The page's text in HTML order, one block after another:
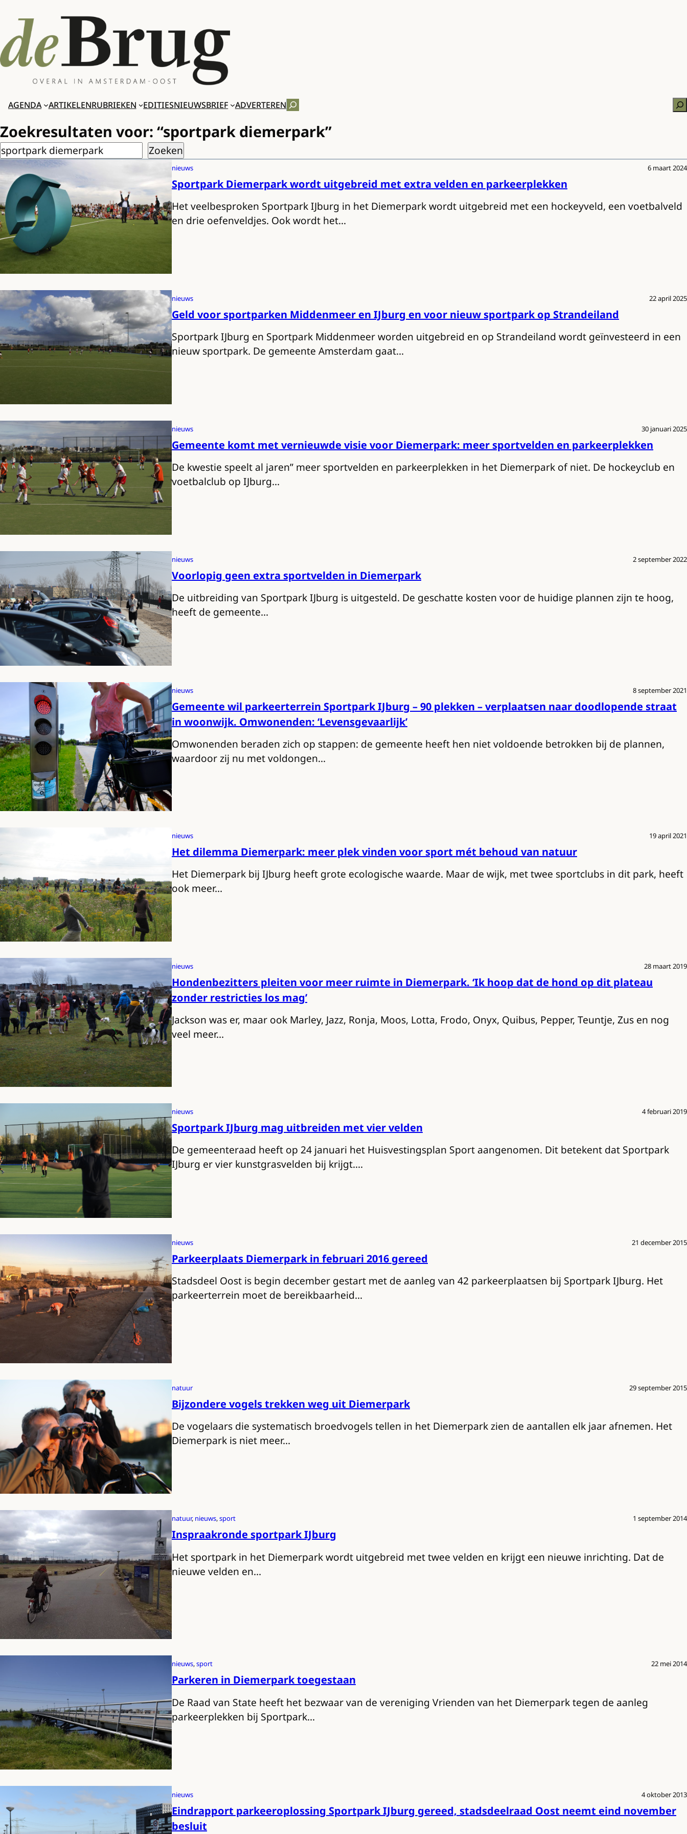
naar
inhoud
AGENDA ARTIKELENRUBRIEKEN EDITIESNIEUWSBRIEF ADVERTERENZOEKEN
Zoekresultaten voor: “sportpark diemerpark”
Zoeken Zoeken
nieuws 6 maart 2024
Sportpark Diemerpark wordt uitgebreid met extra velden en parkeerplekken
Het veelbesproken Sportpark IJburg in het Diemerpark wordt uitgebreid met een hockeyveld, een voetbalveld
en drie oefenveldjes. Ook wordt het…
nieuws 22 april 2025
Geld voor sportparken Middenmeer en IJburg en voor nieuw sportpark op Strandeiland
Sportpark IJburg en Sportpark Middenmeer worden uitgebreid en op Strandeiland wordt geïnvesteerd in een
nieuw sportpark. De gemeente Amsterdam gaat…
nieuws 30 januari 2025
Gemeente komt met vernieuwde visie voor Diemerpark: meer sportvelden en parkeerplekken
De kwestie speelt al jaren” meer sportvelden en parkeerplekken in het Diemerpark of niet. De hockeyclub en
voetbalclub op IJburg…
nieuws 2 september 2022
Voorlopig geen extra sportvelden in Diemerpark
De uitbreiding van Sportpark IJburg is uitgesteld. De geschatte kosten voor de huidige plannen zijn te hoog,
heeft de gemeente…
nieuws 8 september 2021
Gemeente wil parkeerterrein Sportpark IJburg – 90 plekken – verplaatsen naar doodlopende straat
in woonwijk. Omwonenden: ‘Levensgevaarlijk’
Omwonenden beraden zich op stappen: de gemeente heeft hen niet voldoende betrokken bij de plannen,
waardoor zij nu met voldongen…
nieuws 19 april 2021
Het dilemma Diemerpark: meer plek vinden voor sport mét behoud van natuur
Het Diemerpark bij IJburg heeft grote ecologische waarde. Maar de wijk, met twee sportclubs in dit park, heeft
ook meer…
nieuws 28 maart 2019
Hondenbezitters pleiten voor meer ruimte in Diemerpark. ‘Ik hoop dat de hond op dit plateau
zonder restricties los mag’
Jackson was er, maar ook Marley, Jazz, Ronja, Moos, Lotta, Frodo, Onyx, Quibus, Pepper, Teuntje, Zus en nog
veel meer…
nieuws 4 februari 2019
Sportpark IJburg mag uitbreiden met vier velden
De gemeenteraad heeft op 24 januari het Huisvestingsplan Sport aangenomen. Dit betekent dat Sportpark
IJburg er vier kunstgrasvelden bij krijgt.…
nieuws 21 december 2015
Parkeerplaats Diemerpark in februari 2016 gereed
Stadsdeel Oost is begin december gestart met de aanleg van 42 parkeerplaatsen bij Sportpark IJburg. Het
parkeerterrein moet de bereikbaarheid…
natuur 29 september 2015
Bijzondere vogels trekken weg uit Diemerpark
De vogelaars die systematisch broedvogels tellen in het Diemerpark zien de aantallen elk jaar afnemen. Het
Diemerpark is niet meer…
natuur, nieuws, sport 1 september 2014
Inspraakronde sportpark IJburg
Het sportpark in het Diemerpark wordt uitgebreid met twee velden en krijgt een nieuwe inrichting. Dat de
nieuwe velden en…
nieuws, sport 22 mei 2014
Parkeren in Diemerpark toegestaan
De Raad van State heeft het bezwaar van de vereniging Vrienden van het Diemerpark tegen de aanleg
parkeerplekken bij Sportpark…
nieuws 4 oktober 2013
Eindrapport parkeeroplossing Sportpark IJburg gereed, stadsdeelraad Oost neemt eind november
besluit